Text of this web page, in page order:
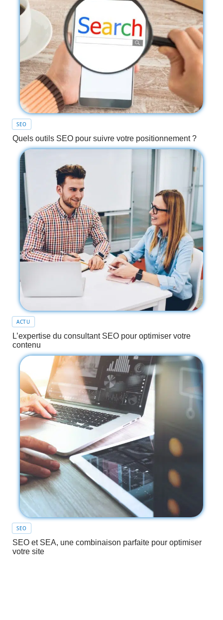
SEO
Quels outils SEO pour suivre votre positionnement ?
ACTU
L’expertise du consultant SEO pour optimiser votre
contenu
SEO
SEO et SEA, une combinaison parfaite pour optimiser
votre site